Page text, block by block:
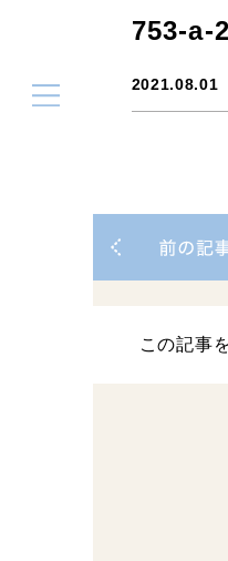
753-a-
2021.08.01
この記事